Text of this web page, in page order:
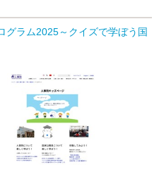
グラム2025～クイズで学ぼう国